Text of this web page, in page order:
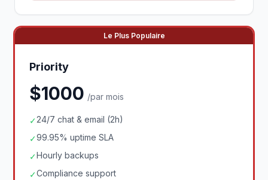
Le Plus Populaire
Priority
$1000 /par mois
✓24/7 chat & email (2h)
✓99.95% uptime SLA
✓Hourly backups
✓Compliance support